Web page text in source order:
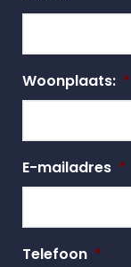
Woonplaats: *
E-mailadres *
Telefoon *